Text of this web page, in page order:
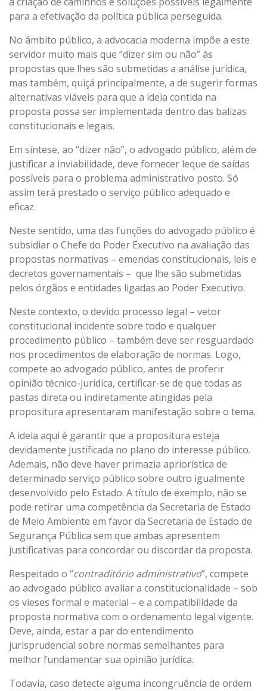
para a efetivação da política pública perseguida.
No âmbito público, a advocacia moderna impõe a este
servidor muito mais que “dizer sim ou não” às
propostas que lhes são submetidas a análise jurídica,
mas também, quiçá principalmente, a de sugerir formas
alternativas viáveis para que a ideia contida na
proposta possa ser implementada dentro das balizas
constitucionais e legais.
Em síntese, ao “dizer não”, o advogado público, além de
justificar a inviabilidade, deve fornecer leque de saídas
possíveis para o problema administrativo posto. Só
assim terá prestado o serviço público adequado e
eficaz.
Neste sentido, uma das funções do advogado público é
subsidiar o Chefe do Poder Executivo na avaliação das
propostas normativas – emendas constitucionais, leis e
decretos governamentais – que lhe são submetidas
pelos órgãos e entidades ligadas ao Poder Executivo.
Neste contexto, o devido processo legal – vetor
constitucional incidente sobre todo e qualquer
procedimento público – também deve ser resguardado
nos procedimentos de elaboração de normas. Logo,
compete ao advogado público, antes de proferir
opinião técnico-jurídica, certificar-se de que todas as
pastas direta ou indiretamente atingidas pela
propositura apresentaram manifestação sobre o tema.
A ideia aqui é garantir que a propositura esteja
devidamente justificada no plano do interesse público.
Ademais, não deve haver primazia apriorística de
determinado serviço público sobre outro igualmente
desenvolvido pelo Estado. A título de exemplo, não se
pode retirar uma competência da Secretaria de Estado
de Meio Ambiente em favor da Secretaria de Estado de
Segurança Pública sem que ambas apresentem
justificativas para concordar ou discordar da proposta.
Respeitado o “contraditório administrativo”, compete
ao advogado público avaliar a constitucionalidade – sob
os vieses formal e material – e a compatibilidade da
proposta normativa com o ordenamento legal vigente.
Deve, ainda, estar a par do entendimento
jurisprudencial sobre normas semelhantes para
melhor fundamentar sua opinião jurídica.
Todavia, caso detecte alguma incongruência de ordem